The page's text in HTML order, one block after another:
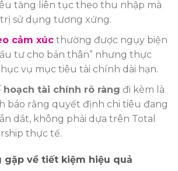
tăng liên tục theo thu nhập mà
sử dụng tương xứng.
cảm xúcthường được ngụy biện
tư cho bản thân” nhưng thực
vụ mục tiêu tài chính dài hạn.
hoạch tài chính rõ ràng đi kèm là
báo rằng quyết định chi tiêu đang
dắt, không phải dựa trên Total
thực tế.
gặp về tiết kiệm hiệu quả